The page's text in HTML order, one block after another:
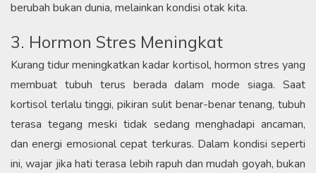
berubah bukan dunia, melainkan kondisi otak kita.
3. Hormon Stres Meningkat
Kurang tidur meningkatkan kadar kortisol, hormon stres yang
membuat tubuh terus berada dalam mode siaga. Saat
kortisol terlalu tinggi, pikiran sulit benar-benar tenang, tubuh
terasa tegang meski tidak sedang menghadapi ancaman,
dan energi emosional cepat terkuras. Dalam kondisi seperti
ini, wajar jika hati terasa lebih rapuh dan mudah goyah, bukan